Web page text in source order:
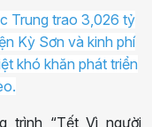
Trung trao 3,026 tỷ
Kỳ Sơn và kinh phí
khó khăn phát triển
trình “Tết Vì người